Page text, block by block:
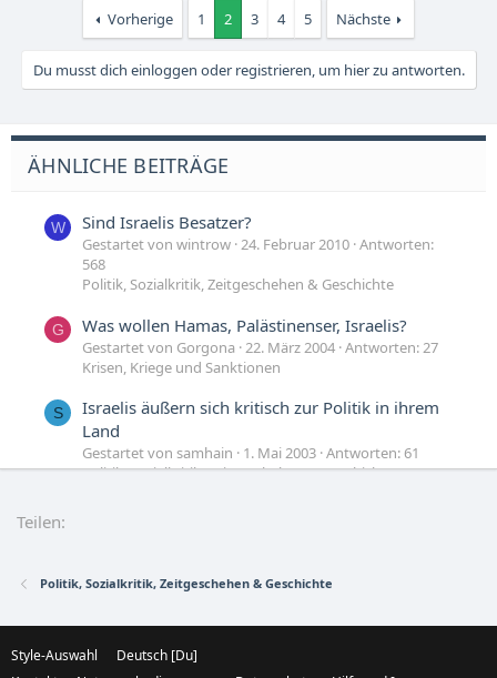
Vorherige 1 2 3 4 5 Nächste
Du musst dich einloggen oder registrieren, um hier zu antworten.
ÄHNLICHE BEITRÄGE
W Sind Israelis Besatzer?
Gestartet von wintrow 24. Februar 2010 Antworten:
568
Politik, Sozialkritik, Zeitgeschehen & Geschichte
G Was wollen Hamas, Palästinenser, Israelis?
Gestartet von Gorgona 22. März 2004 Antworten: 27
Krisen, Kriege und Sanktionen
S
Israelis äußern sich kritisch zur Politik in ihrem
Land
Gestartet von samhain 1. Mai 2003 Antworten: 61
Politik, Sozialkritik, Zeitgeschehen & Geschichte
Q
Teilen:
Politik, Sozialkritik, Zeitgeschehen & Geschichte
Style-Auswahl
Deutsch [Du]